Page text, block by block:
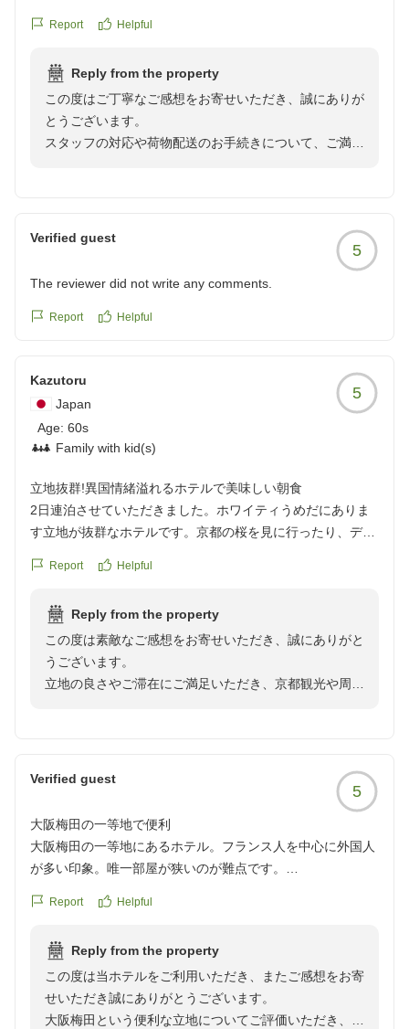
また、ビュッフェの補充およびスタッフのご案内につき
申し上げます。いただいたご意見はレストラン責任者へ
共有し、料理の提供方法やご案内について改めて見直し
を行い、よりご満足いただける朝食をご提供できるよう
改善に努めてまいります。
敬具
狭いけどオシャレで十分です。朝食もビュッフェで種類もま
クチコミの詳細はこちらから
https://review.travel.rakuten.co.jp/hotel/voice/168175?
reviewId=33123477555044
Report Helpful
Reply from the property
この度はご丁寧なご感想をお寄せいただき、誠にありが
とうございます。
スタッフの対応や荷物配送のお手続きについて、ご満足
楽しみいただけたようで安心いたしました。特に息子様
にパンを気に入っていただけたとのこと、嬉しく拝見い
梅田の地下街につきましては、初めての方には少し分か
またご家族皆様でお越しいただけますことを、心よりお
待ちしております。
Verified guest
5
The reviewer did not write any comments.
Report Helpful
Kazutoru
Japan
Age: 60s
Family with kid(s)
5
立地抜群!異国情緒溢れるホテルで美味しい朝食
2日連泊させていただきました。ホワイティうめだにありま
す立地が抜群なホテルです。京都の桜を見に行ったり、デパ
は、お掃除が行き届いて、異国情緒溢れた雰囲気です。レス
が、静かでした。このレストランのモーニングが、とっても
おいしかったです。クロワッサン、デニッシュ、コスタコー
ヒー、プチデザートまであり、また、スタッフさんが、みな
さん、頑張っていらして、接客もよかったです。ホテルの近
https://review.travel.rakuten.co.jp/hotel/voice/168175?
Report Helpful
Reply from the property
この度は素敵なご感想をお寄せいただき、誠にありがと
うございます。
立地の良さやご滞在にご満足いただき、京都観光や周辺
また、館内の清潔さや雰囲気、特に朝食にもご満足いた
スタッフへの温かいお言葉もありがとうございます。
またのお越しを心よりお待ちしております。
Verified guest
5
大阪梅田の一等地で便利
大阪梅田の一等地にあるホテル。フランス人を中心に外国人
が多い印象。唯一部屋が狭いのが難点です。
https://review.travel.rakuten.co.jp/hotel/voice/168175?
Report Helpful
Reply from the property
この度は当ホテルをご利用いただき、またご感想をお寄
せいただき誠にありがとうございます。
大阪梅田という便利な立地についてご評価いただき、大